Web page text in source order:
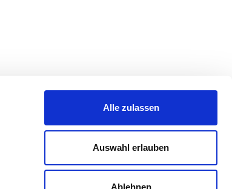
Alle zulassen
Auswahl erlauben
Ablehnen